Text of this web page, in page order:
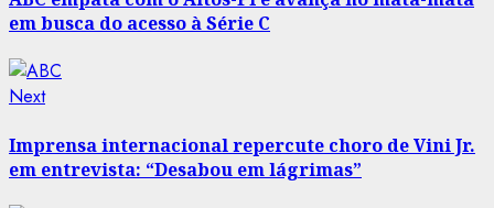
em busca do acesso à Série C
NextNext
Imprensa internacional repercute choro de Vini Jr.
em entrevista: “Desabou em lágrimas”